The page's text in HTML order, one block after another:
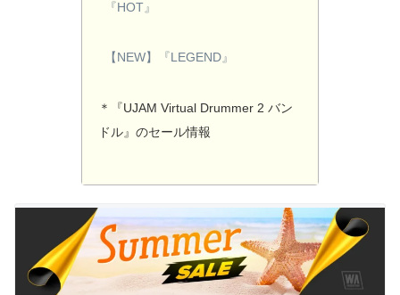
『HOT』
【NEW】『LEGEND』
＊『UJAM Virtual Drummer 2 バン
ドル』のセール情報